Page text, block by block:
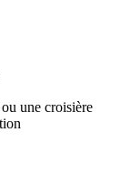
une croisière